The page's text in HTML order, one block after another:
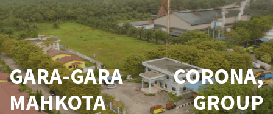
GARA-GARA CORONA,
MAHKOTA GROUP